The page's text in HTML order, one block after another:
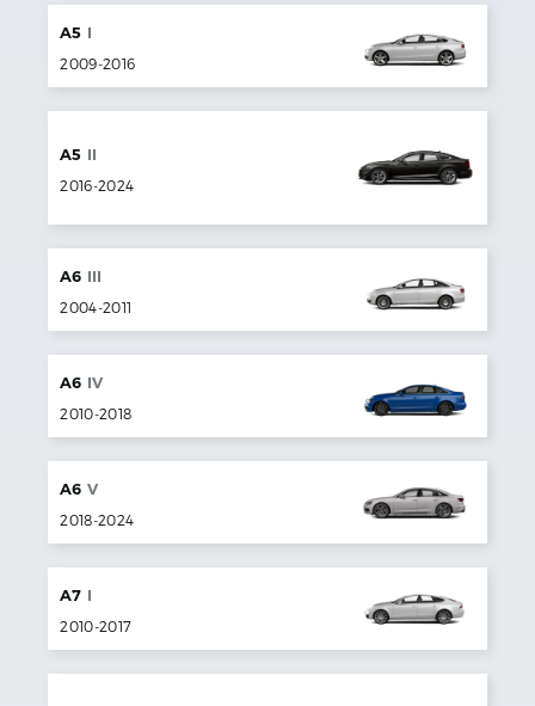
A5 I
2009-2016
A5 II
2016-2024
A6 III
2004-2011
A6 IV
2010-2018
A6 V
2018-2024
A7 I
2010-2017